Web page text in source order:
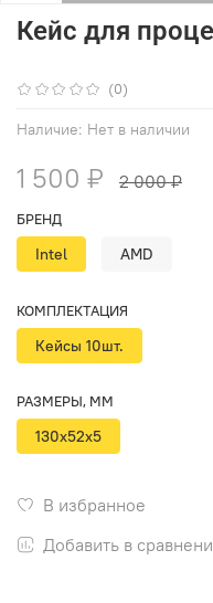
(0)
Наличие: Нет в наличии
Кейс для
1 500 ₽ 2 000 ₽
В избранное
Добавить в
БРЕНД
Intel AMD
КОМПЛЕКТАЦИЯ
Кейсы 10шт.
РАЗМЕРЫ, ММ
130x52x5